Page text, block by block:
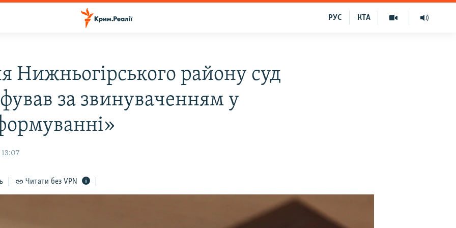
КТА
РУС
Нижньогірського району суд
за звинуваченням у
13:07
Читати без VPN